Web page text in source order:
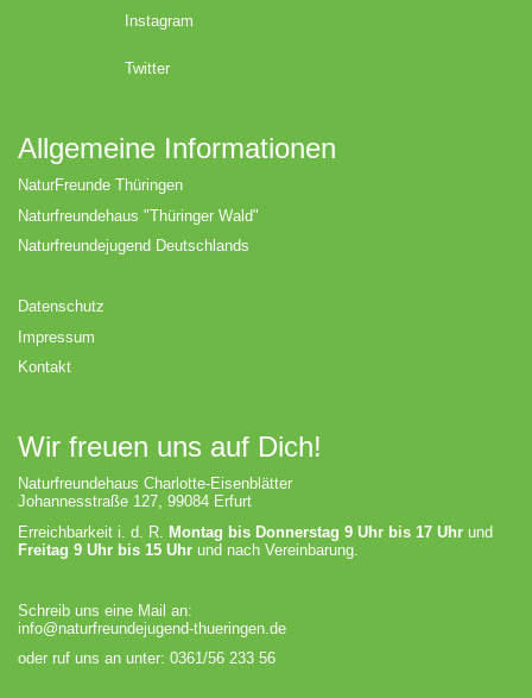
Instagram
Twitter
Allgemeine Informationen
NaturFreunde Thüringen
Naturfreundehaus "Thüringer Wald"
Naturfreundejugend Deutschlands
Datenschutz
Impressum
Kontakt
Wir freuen uns auf Dich!
Naturfreundehaus Charlotte-Eisenblätter
Johannesstraße 127, 99084 Erfurt
Erreichbarkeit i. d. R. Montag bis Donnerstag 9 Uhr bis 17 Uhr und
Freitag 9 Uhr bis 15 Uhr und nach Vereinbarung.
Schreib uns eine Mail an:
info@naturfreundejugend-thueringen.de
oder ruf uns an unter: 0361/56 233 56